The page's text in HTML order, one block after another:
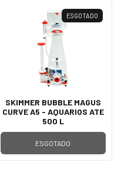
ESGOTADO
SKIMMER BUBBLE MAGUS
CURVE A5 - AQUARIOS ATE
500 L
ESGOTADO